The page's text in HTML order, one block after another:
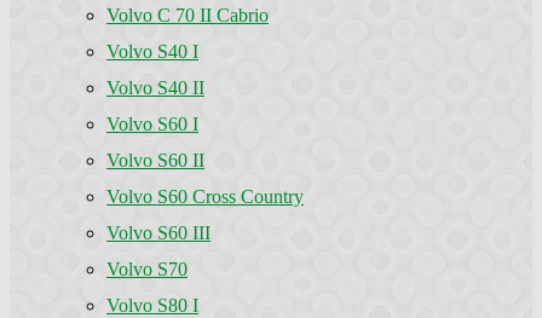
Volvo C 70 II Cabrio
Volvo S40 I
Volvo S40 II
Volvo S60 I
Volvo S60 II
Volvo S60 Cross Country
Volvo S60 III
Volvo S70
Volvo S80 I